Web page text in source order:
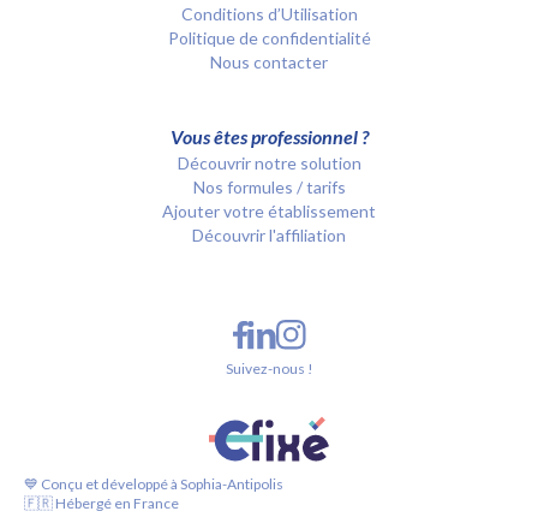
Conditions d’Utilisation
Politique de confidentialité
Nous contacter
Vous êtes professionnel ?
Découvrir notre solution
Nos formules / tarifs
Ajouter votre établissement
Découvrir l'affiliation
💙 Conçu et développé à Sophia-Antipolis
🇫🇷 Hébergé en France
Suivez-nous !